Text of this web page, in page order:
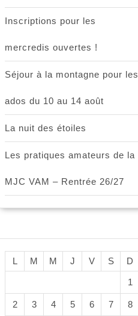
Inscriptions pour les
mercredis ouvertes !
Séjour à la montagne pour les
ados du 10 au 14 août
La nuit des étoiles
Les pratiques amateurs de la
MJC VAM – Rentrée 26/27
L M M J V S D
1
2 3 4 5 6 7 8